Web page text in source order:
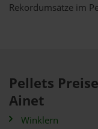
Rekordumsätze im
Pellets
Ainet
Winklern